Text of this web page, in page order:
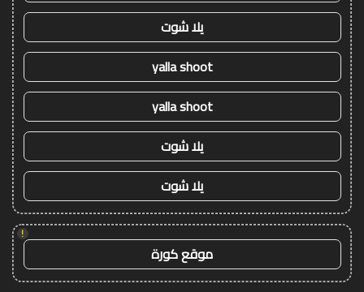
يلا شوت
yalla shoot
yalla shoot
يلا شوت
يلا شوت
!
موقع كورة